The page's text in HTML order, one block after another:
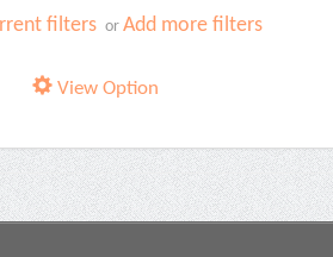
filters orAdd more filters
View Option